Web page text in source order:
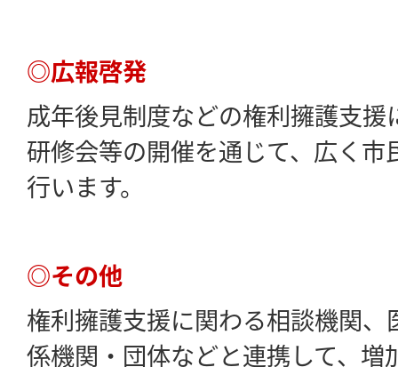
◎広報啓発
成年後見制度などの権利擁護支
研修会等の開催を通じて、広く市
行います。
◎その他
権利擁護支援に関わる相談機関
係機関・団体などと連携して、増